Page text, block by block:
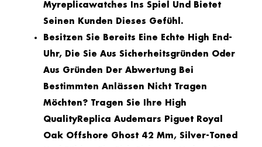
Myreplicawatches Ins Spiel Und Bietet
Seinen Kunden Dieses Gefühl.
Besitzen Sie Bereits Eine Echte High End-
Uhr, Die Sie Aus Sicherheitsgründen Oder
Aus Gründen Der Abwertung Bei
Bestimmten Anlässen Nicht Tragen
Möchten? Tragen Sie Ihre High
QualityReplica Audemars Piguet Royal
Oak Offshore Ghost 42 Mm, Silver-Toned